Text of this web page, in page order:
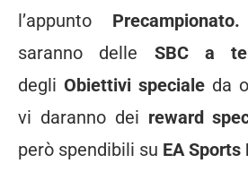
l’appunto
saranno delle SBC a
degli Obiettivi speciale da
vi daranno dei reward
però spendibili su EA Sports